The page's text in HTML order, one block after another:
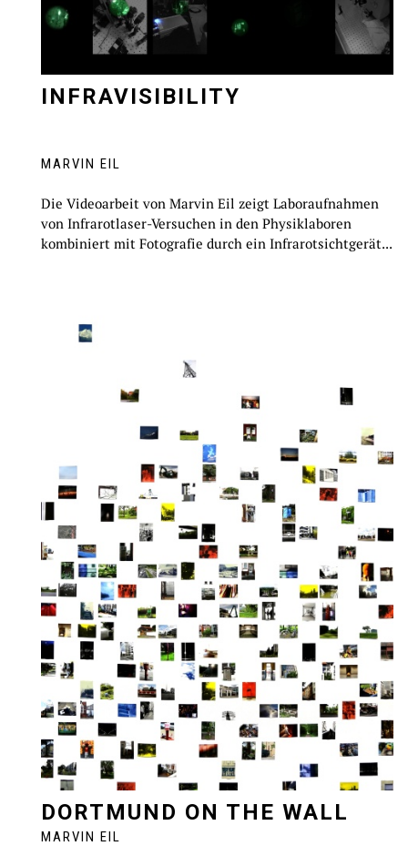
INFRAVISIBILITY
MARVIN EIL
Die Videoarbeit von Marvin Eil zeigt Laboraufnahmen
von Infrarotlaser-Versuchen in den Physiklaboren
kombiniert mit Fotografie durch ein Infrarotsichtgerät...
DORTMUND ON THE WALL
MARVIN EIL